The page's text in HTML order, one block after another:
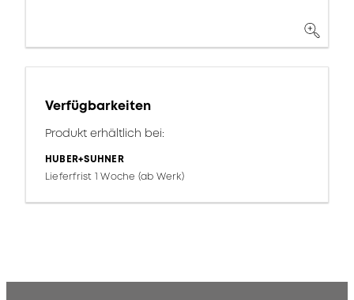
Verfügbarkeiten
Produkt erhältlich bei:
HUBER+SUHNER
Lieferfrist 1 Woche (ab Werk)